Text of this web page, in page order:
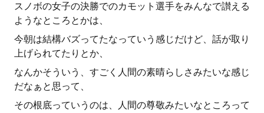
スノボの女子の決勝でのカモット選手をみんなで讃える
ようなところとかは、
今朝は結構バズってたなっていう感じだけど、話が取り
上げられてたりとか、
なんかそういう、すごく人間の素晴らしさみたいな感じ
だなぁと思って、
その根底っていうのは、人間の尊敬みたいなところって